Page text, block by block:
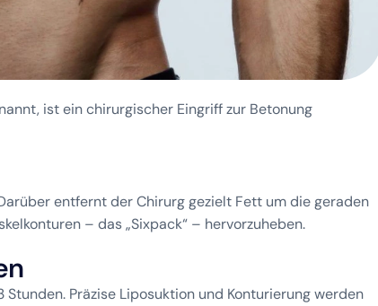
ist ein chirurgischer Eingriff zur Betonung
entfernt der Chirurg gezielt Fett um die geraden
– das „Sixpack“ – hervorzuheben.
n
Präzise Liposuktion und Konturierung werden